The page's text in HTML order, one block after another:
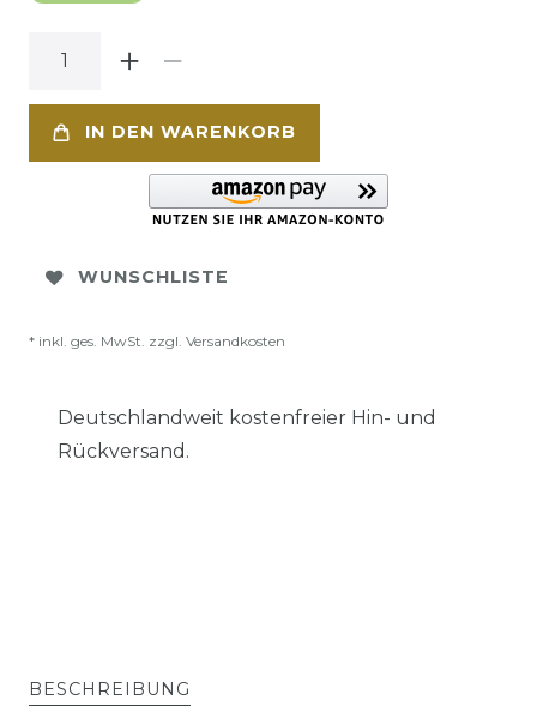
IN DEN WARENKORB
WUNSCHLISTE
* inkl. ges. MwSt. zzgl. Versandkosten
Deutschlandweit kostenfreier Hin- und
Rückversand.
BESCHREIBUNG